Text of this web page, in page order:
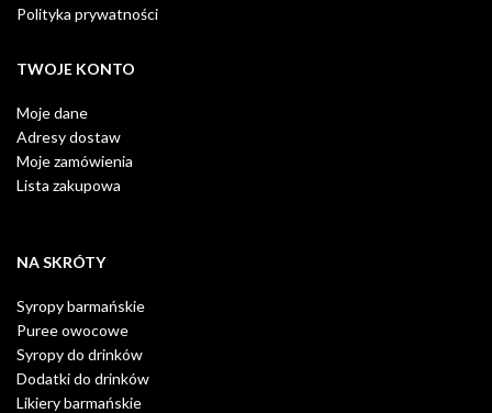
Polityka prywatności
TWOJE KONTO
Moje dane
Adresy dostaw
Moje zamówienia
Lista zakupowa
NA SKRÓTY
Syropy barmańskie
Puree owocowe
Syropy do drinków
Dodatki do drinków
Likiery barmańskie